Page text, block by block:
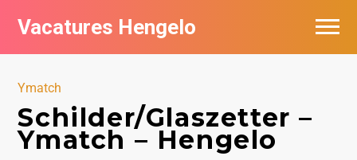
Vacatures Hengelo
Ymatch
Schilder/Glaszetter –
Ymatch – Hengelo
Vacatures per bedrijf in Hengelo
Nieuwsbrief feed